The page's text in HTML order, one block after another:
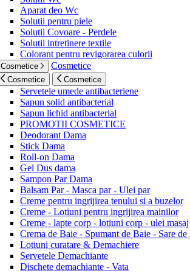
Aparat deo Wc
Solutii pentru piele
Solutii Covoare - Perdele
Solutii intretinere textile
Colorant pentru revigorarea culorii
Cosmetice Cosmetice
Cosmetice Cosmetice
Servetele umede antibacteriene
Sapun solid antibacterial
Sapun lichid antibacterial
PROMOTII COSMETICE
Deodorant Dama
Stick Dama
Roll-on Dama
Gel Dus dama
Sampon Par Dama
Balsam Par - Masca par - Ulei par
Creme pentru ingrijirea tenului si a buzelor
Creme - Lotiuni pentru ingrijirea mainilor
Creme - lapte corp - lotiuni corp - ulei masaj
Crema de Baie - Spumant de Baie - Sare de
Lotiuni curatare & Demachiere
Servetele Demachiante
Dischete demachiante - Vata